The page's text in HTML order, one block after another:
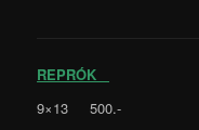
REPRÓK
9×13 500.-